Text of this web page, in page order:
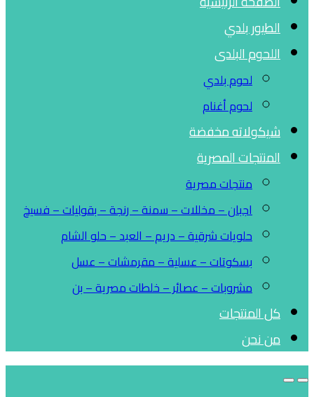
الطيور بلدي
اللحوم البلدى
لحوم بلدي
لحوم أغنام
شيكولاته مخفضة
المنتجات المصرية
منتجات مصرية
اجبان – مخللات – سمنة – رنجة – بقوليات – فسيخ
حلويات شرقية – دريم – العبد – حلو الشام
بسكوتات – عسلية – مقرمشات – عسل
مشروبات – عصائر – خلطات مصرية – بن
كل المنتجات
من نحن